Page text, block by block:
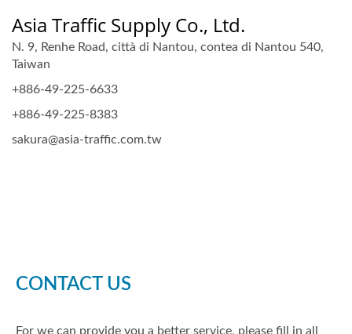
Asia Traffic Supply Co., Ltd.
N. 9, Renhe Road, città di Nantou, contea di Nantou 540,
Taiwan
+886-49-225-6633
+886-49-225-8383
sakura@asia-traffic.com.tw